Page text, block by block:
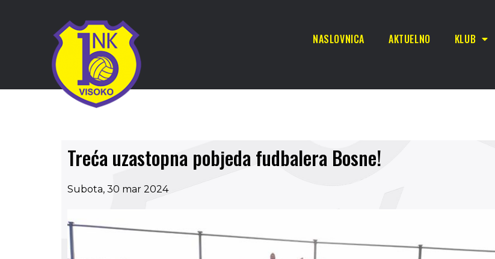
NASLOVNICA AKTUELNO KLUB
Treća uzastopna pobjeda fudbalera Bosne!
Subota, 30 mar 2024